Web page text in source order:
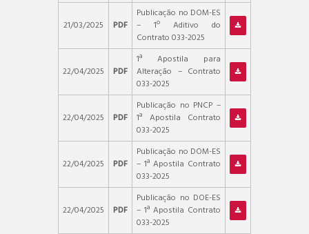
21/03/2025 PDF
Publicação no DOM-ES
– 1º Aditivo do
Contrato 033-2025
22/04/2025 PDF
1ª Apostila para
Alteração – Contrato
033-2025
22/04/2025 PDF
Publicação no PNCP –
1ª Apostila Contrato
033-2025
22/04/2025 PDF
Publicação no DOM-ES
– 1ª Apostila Contrato
033-2025
22/04/2025 PDF
Publicação no DOE-ES
– 1ª Apostila Contrato
033-2025